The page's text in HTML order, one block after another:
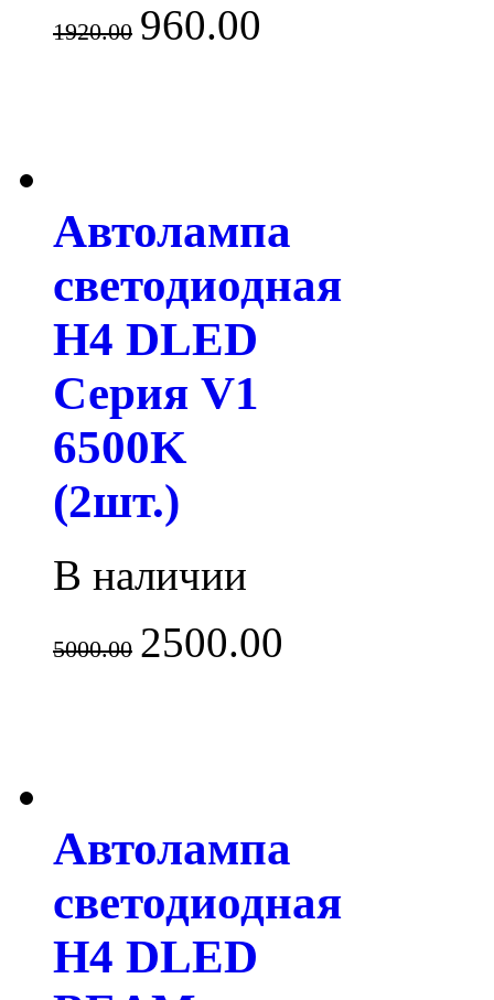
1920.00 960.00
Автолампа
светодиодная
H4 DLED
Серия V1
6500K
(2шт.)
В наличии
5000.00 2500.00
Автолампа
светодиодная
H4 DLED